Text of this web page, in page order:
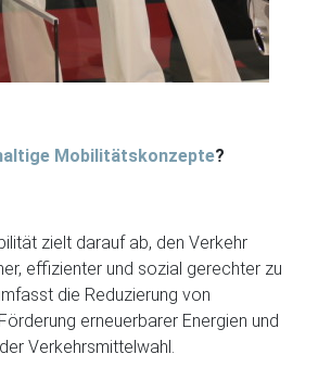
Mobilitätskonzepte?
zielt darauf ab, den Verkehr
effizienter und sozial gerechter zu
die Reduzierung von
erneuerbarer Energien und
Verkehrsmittelwahl.